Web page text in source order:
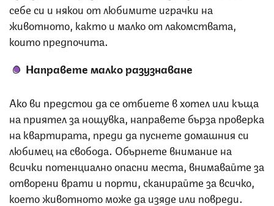
себе си и някои от любимите играчки на
животното, както и малко от лакомствата,
които предпочита.
Направете малко разузнаване
Ако ви предстои да се отбиете в хотел или къща
на приятел за нощувка, направете бърза проверка
на квартирата, преди да пуснете домашния си
любимец на свобода. Обърнете внимание на
всички потенциално опасни места, внимавайте за
отворени врати и порти, сканирайте за всичко,
което животното може да изяде или повреди.